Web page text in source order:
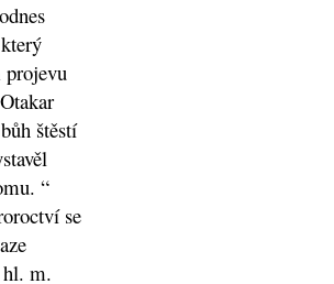
projevu
štěstí
“
se
m.